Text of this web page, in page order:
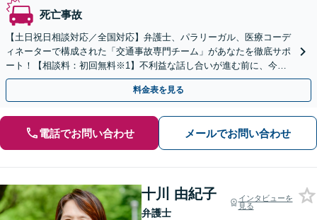
死亡事故
【土日祝日相談対応／全国対応】弁護士、パラリーガル、医療コーデ
ィネーターで構成された「交通事故専門チーム」があなたを徹底サポ
ート！【相談料：初回無料※1】不利益な話し合いが進む前に、今す
ぐ相談！
料金表を見る
電話でお問い合わせ メールでお問い合わせ
十川 由紀子
弁護士
インタビューを
見る